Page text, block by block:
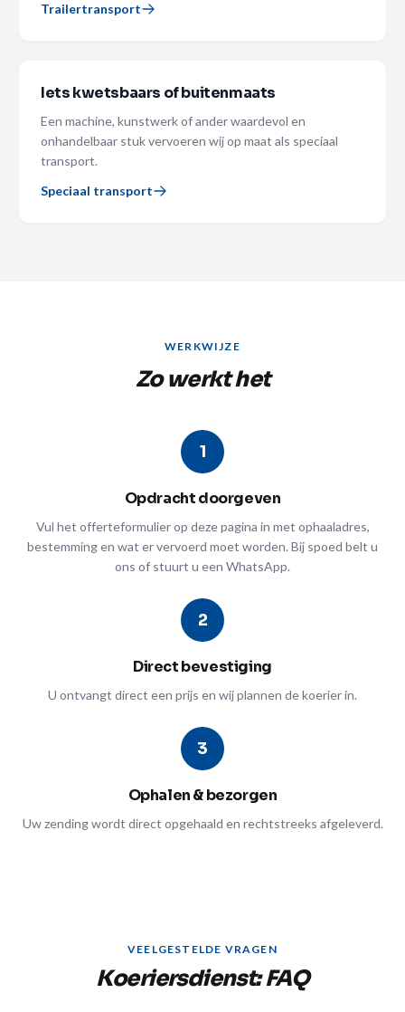
Trailertransport
Iets kwetsbaars of buitenmaats
Een machine, kunstwerk of ander waardevol en
onhandelbaar stuk vervoeren wij op maat als speciaal
transport.
Speciaal transport
WERKWIJZE
Zo werkt het
1
Opdracht doorgeven
Vul het offerteformulier op deze pagina in met ophaaladres,
bestemming en wat er vervoerd moet worden. Bij spoed belt u
ons of stuurt u een WhatsApp.
2
Direct bevestiging
U ontvangt direct een prijs en wij plannen de koerier in.
3
Ophalen & bezorgen
Uw zending wordt direct opgehaald en rechtstreeks afgeleverd.
VEELGESTELDE VRAGEN
Koeriersdienst: FAQ